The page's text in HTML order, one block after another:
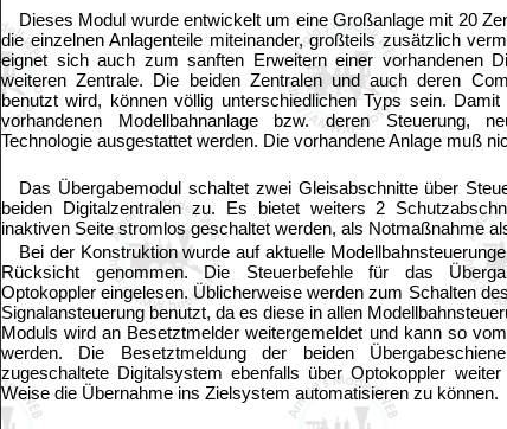
Dieses Modul wurde entwickelt um eine Großanlage mit 20
die einzelnen Anlagenteile miteinander, großteils zusätzlich
eignet sich auch zum sanften Erweitern einer vorhandenen
weiteren Zentrale. Die beiden Zentralen und auch deren
benutzt wird, können völlig unterschiedlichen Typs sein.
vorhandenen Modellbahnanlage bzw. deren Steuerung,
Technologie ausgestattet werden. Die vorhandene Anlage muß
Das Übergabemodul schaltet zwei Gleisabschnitte über
beiden Digitalzentralen zu. Es bietet weiters 2
inaktiven Seite stromlos geschaltet werden, als Notmaßnahme
Bei der Konstruktion wurde auf aktuelle
Rücksicht genommen. Die Steuerbefehle für das
Optokoppler eingelesen. Üblicherweise werden zum Schalten
Signalansteuerung benutzt, da es diese in allen
Moduls wird an Besetztmelder weitergemeldet und kann so
werden. Die Besetztmeldung der beiden
zugeschaltete Digitalsystem ebenfalls über Optokoppler
Weise die Übernahme ins Zielsystem automatisieren zu können.